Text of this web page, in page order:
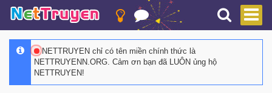
NETTRUYEN chỉ có tên miền chính thức là
NETTRUYENN.ORG. Cảm ơn bạn đã LUÔN ủng hộ
NETTRUYEN!